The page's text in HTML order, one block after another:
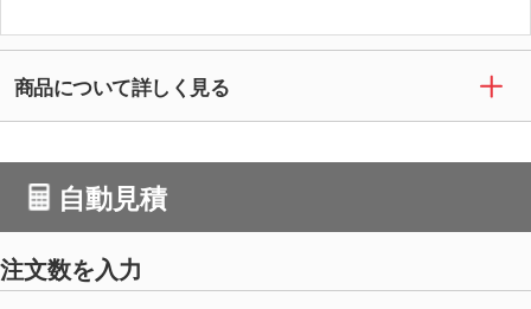
商品について詳しく見る
自動見積
注文数を入力